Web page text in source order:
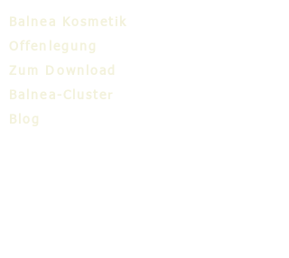
Balnea Kosmetik
Offenlegung
Zum Download
Balnea-Cluster
Blog